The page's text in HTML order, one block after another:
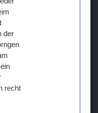
der
recht